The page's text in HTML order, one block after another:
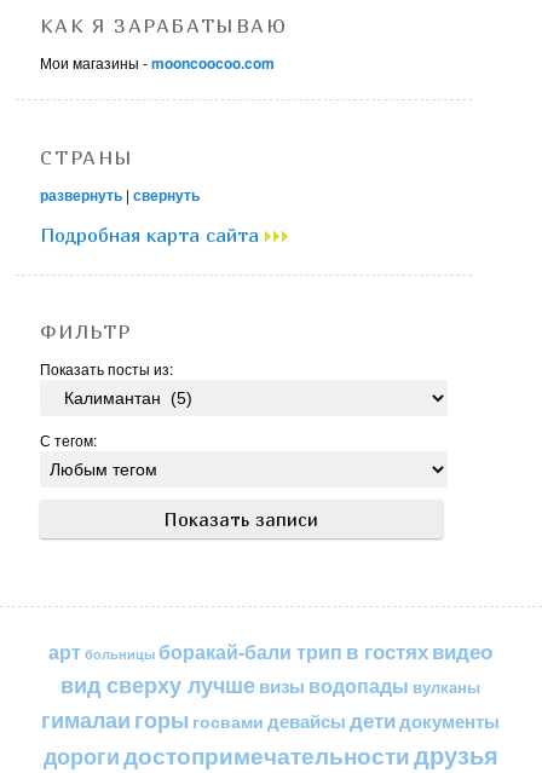
КАК Я ЗАРАБАТЫВАЮ
Мои магазины -mooncoocoo.com
СТРАНЫ
развернуть |свернуть
Подробная карта сайта
ФИЛЬТР
Показать посты из:
С тегом:
арт больницы боракай-бали трип в гостяхвидео
вид сверху лучшевизы водопады вулканы
гималаи горы госвами девайсы детидокументы
дорогидостопримечательностидрузья